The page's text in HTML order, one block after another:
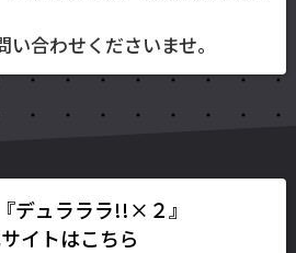
合わせくださいませ。
デュラララ!!×２』
イトはこちら